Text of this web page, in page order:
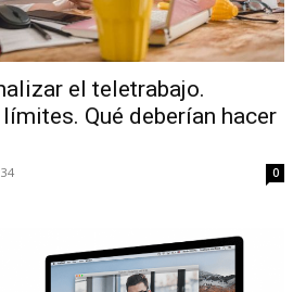
el teletrabajo.
Qué deberían hacer
0